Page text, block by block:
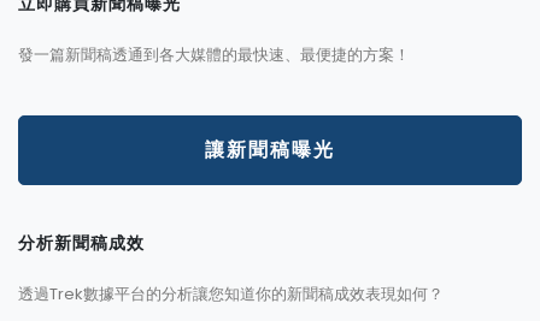
發一篇新聞稿透通到各大媒體的最快速、最便捷的方案！
讓新聞稿曝光
分析新聞稿成效
透過Trek數據平台的分析讓您知道你的新聞稿成效表現如何？